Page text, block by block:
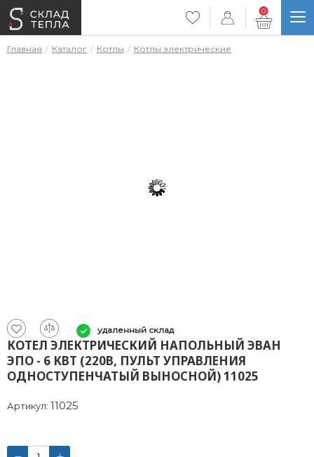
0
Главная Каталог Котлы Котлы электрические
удаленный склад
КОТЕЛ ЭЛЕКТРИЧЕСКИЙ НАПОЛЬНЫЙ ЭВАН
ЭПО - 6 КВТ (220В, ПУЛЬТ УПРАВЛЕНИЯ
ОДНОСТУПЕНЧАТЫЙ ВЫНОСНОЙ) 11025
Артикул: 11025